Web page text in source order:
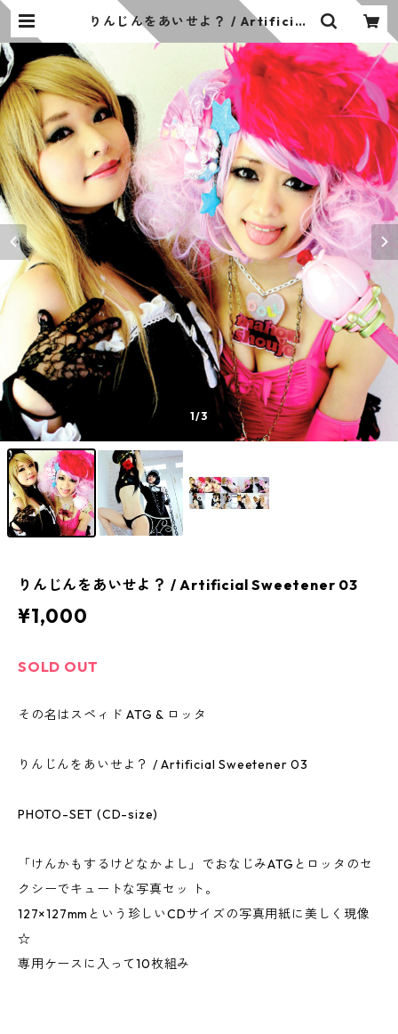
りんじんをあいせよ？ / Artificial
Sweetener 03 | その名はスペィド
1/3
りんじんをあいせよ？ / Artificial Sweetener 03
¥1,000
SOLD OUT
その名はスペィド ATG & ロッタ
りんじんをあいせよ？ / Artificial Sweetener 03
PHOTO-SET (CD-size)
「けんかもするけどなかよし」でおなじみATGとロッタのセ
クシーでキュートな写真セッ ト。
127×127mmという珍しいCDサイズの写真用紙に美しく現像
☆
専用ケースに入って10枚組み